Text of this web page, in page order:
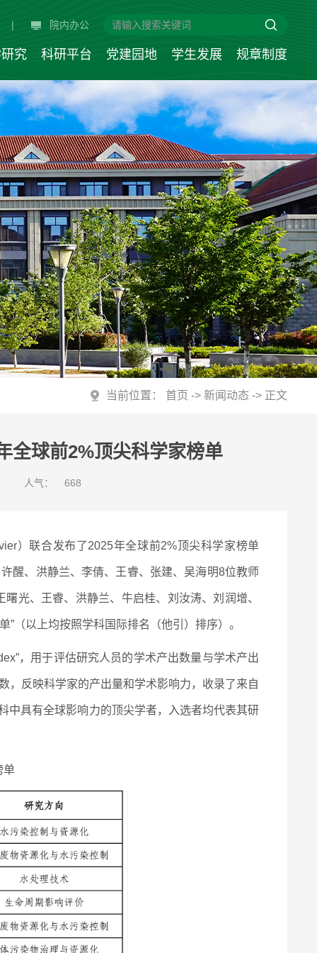
| 院内办公
究 科研平台 党建园地 学生发展 规章制度
当前位置： 首页 ->新闻动态 -> 正文
全球前2%顶尖科学家榜单
人气： 668
）联合发布了2025年全球前2%顶尖科学家榜单
醒、洪静兰、李倩、王睿、张建、吴海明8位教师
光、王睿、洪静兰、牛启桂、刘汝涛、刘润增、
（以上均按照学科国际排名（他引）排序）。
，用于评估研究人员的学术产出数量与学术产出
，反映科学家的产出量和学术影响力，收录了来自
中具有全球影响力的顶尖学者，入选者均代表其研
单